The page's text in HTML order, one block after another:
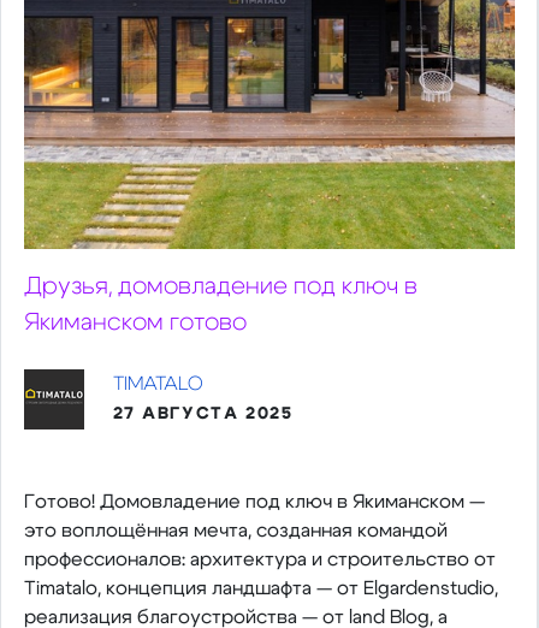
Друзья, домовладение под ключ в
Якиманском готово
TIMATALO
27 АВГУСТА 2025
Готово! Домовладение под ключ в Якиманском —
это воплощённая мечта, созданная командой
профессионалов: архитектура и строительство от
Timatalo, концепция ландшафта — от Elgardenstudio,
реализация благоустройства — от land Blog, а